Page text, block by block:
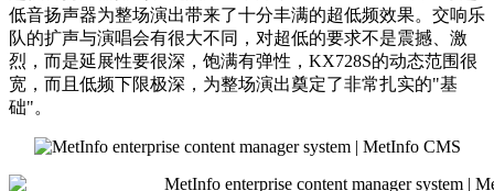
低音扬声器为整场演出带来了十分丰满的超低频效果。交响乐
队的扩声与演唱会有很大不同，对超低的要求不是震撼、激
烈，而是延展性要很深，饱满有弹性，KX728S的动态范围很
宽，而且低频下限极深，为整场演出奠定了非常扎实的"基
础"。